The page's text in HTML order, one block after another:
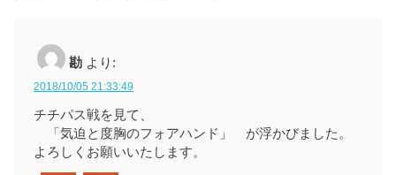
勘 より:
2018/10/05 21:33:49
チチパス戦を見て、
「気迫と度胸のフォアハンド」 が浮かびました。
よろしくお願いいたします。